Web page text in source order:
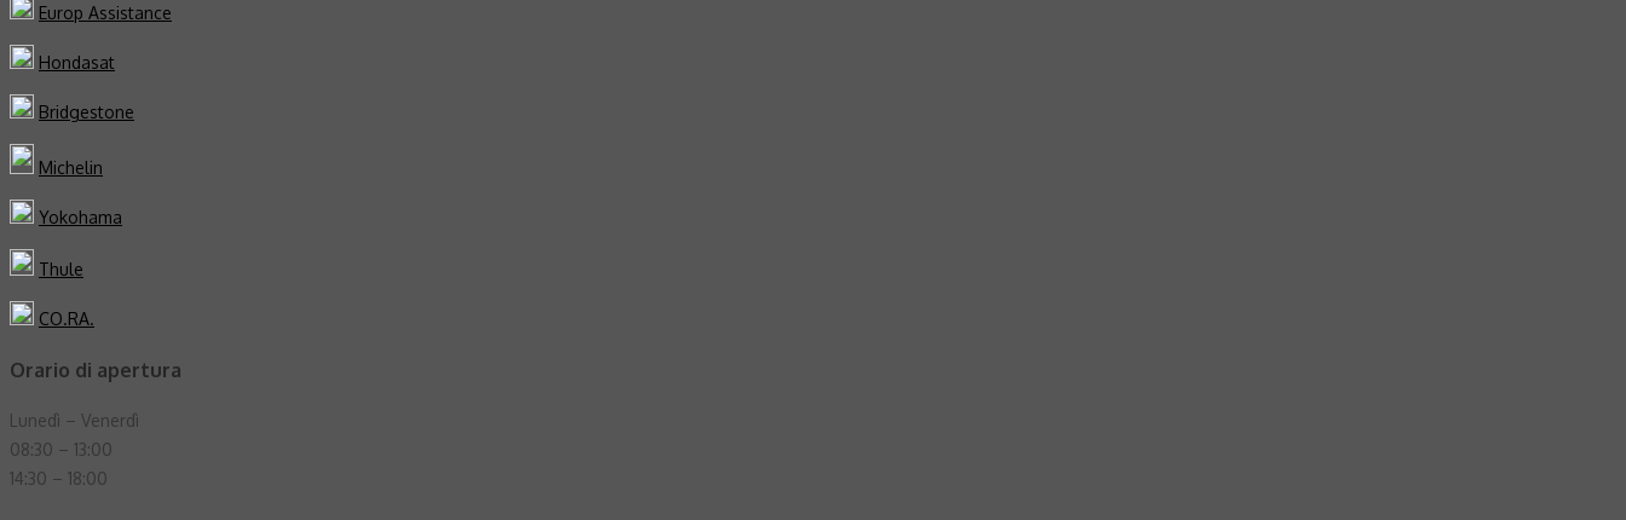
Europ Assistance
Hondasat
Bridgestone
Michelin
Yokohama
Thule
CO.RA.
Orario di apertura
Lunedì – Venerdì
08:30 – 13:00
14:30 – 18:00